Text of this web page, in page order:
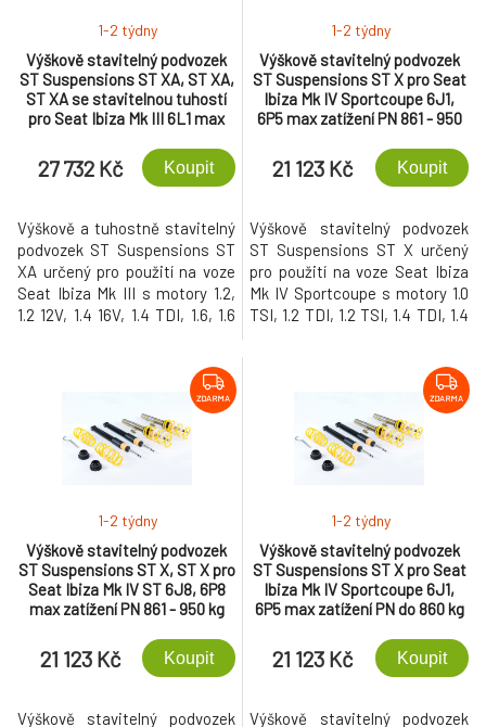
Výškově stavitelný podvozek
ST Suspensions ST XA, ST XA,
ST XA se stavitelnou tuhostí
pro Seat Ibiza Mk III 6L1 max
1-2 týdny
27 732 Kč Koupit
Výškově a tuhostně stavitelný
podvozek ST Suspensions ST
XA určený pro použití na voze
Seat Ibiza Mk III s motory 1.2,
1.2 12V, 1.4 16V, 1.4 TDI, 1.6, 1.6
TDI Joya Racer, 2.0 a
maximálním zatížením přední
nápravy (údaj je uvedený ve
velkém TP) do 955 kg. Tento
podvozek umožňuje snížení
Výškově stavitelný podvozek
ST Suspensions ST X pro Seat
Ibiza Mk IV Sportcoupe 6J1,
6P5 max zatížení PN 861 - 950
1-2 týdny
21 123 Kč Koupit
Výškově stavitelný podvozek
ST Suspensions ST X určený
pro použití na voze Seat Ibiza
Mk IV Sportcoupe s motory 1.0
TSI, 1.2 TDI, 1.2 TSI, 1.4 TDI, 1.4
TDI a maximálním zatížením
přední nápravy (údaj je uvedený
ve velkém TP) 861 - 950 kg.
Tento podvozek umožňuje
snížení vozu o 30-60 mm na
ZDARMA
Výškově stavitelný podvozek
ST Suspensions ST X, ST X pro
Seat Ibiza Mk IV ST 6J8, 6P8
max zatížení PN 861 - 950 kg
1-2 týdny
21 123 Kč Koupit
Výškově stavitelný podvozek
ZDARMA
Výškově stavitelný podvozek
ST Suspensions ST X pro Seat
Ibiza Mk IV Sportcoupe 6J1,
6P5 max zatížení PN do 860 kg
1-2 týdny
21 123 Kč Koupit
Výškově stavitelný podvozek